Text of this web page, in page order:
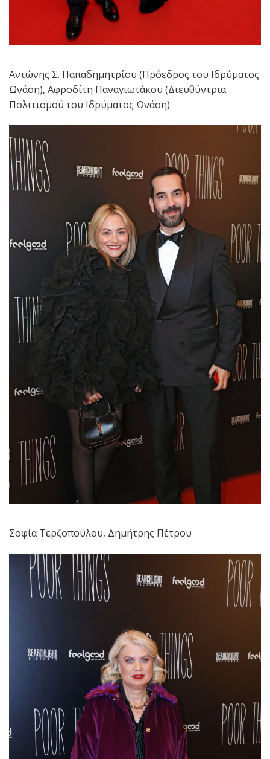
Αντώνης Σ. Παπαδημητρίου (Πρόεδρος του Ιδρύματος
Ωνάση), Αφροδίτη Παναγιωτάκου (Διευθύντρια
Πολιτισμού του Ιδρύματος Ωνάση)
Σοφία Τερζοπούλου, Δημήτρης Πέτρου